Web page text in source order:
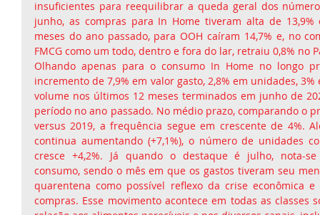
insuficientes para reequilibrar a queda geral dos
junho, as compras para In Home tiveram alta de 13,9%
meses do ano passado, para OOH caíram 14,7% e, no
FMCG como um todo, dentro e fora do lar, retraiu 0,8% no
Olhando apenas para o consumo In Home no longo
incremento de 7,9% em valor gasto, 2,8% em unidades,
volume nos últimos 12 meses terminados em junho de
período no ano passado. No médio prazo, comparando o
versus 2019, a frequência segue em crescente de 4%.
continua aumentando (+7,1%), o número de unidades
cresce +4,2%. Já quando o destaque é julho, nota-
consumo, sendo o mês em que os gastos tiveram seu
quarentena como possível reflexo da crise econômica
compras. Esse movimento acontece em todas as classes